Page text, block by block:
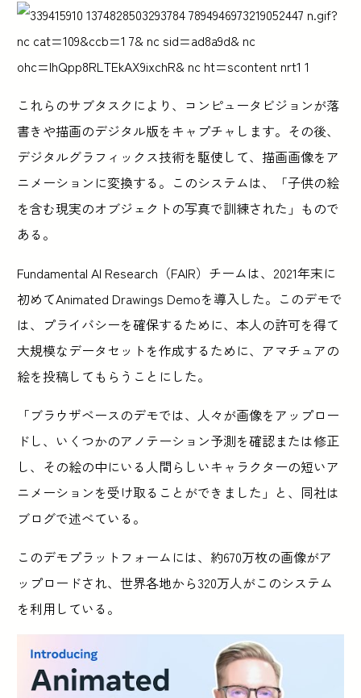
これらのサブタスクにより、コンピュータビジョンが落
書きや描画のデジタル版をキャプチャします。その後、
デジタルグラフィックス技術を駆使して、描画画像をア
ニメーションに変換する。このシステムは、「子供の絵
を含む現実のオブジェクトの写真で訓練された」もので
ある。
Fundamental AI Research（FAIR）チームは、2021年末に
初めてAnimated Drawings Demoを導入した。このデモで
は、プライバシーを確保するために、本人の許可を得て
大規模なデータセットを作成するために、アマチュアの
絵を投稿してもらうことにした。
「ブラウザベースのデモでは、人々が画像をアップロー
ドし、いくつかのアノテーション予測を確認または修正
し、その絵の中にいる人間らしいキャラクターの短いア
ニメーションを受け取ることができました」と、同社は
ブログで述べている。
このデモプラットフォームには、約670万枚の画像がア
ップロードされ、世界各地から320万人がこのシステム
を利用している。